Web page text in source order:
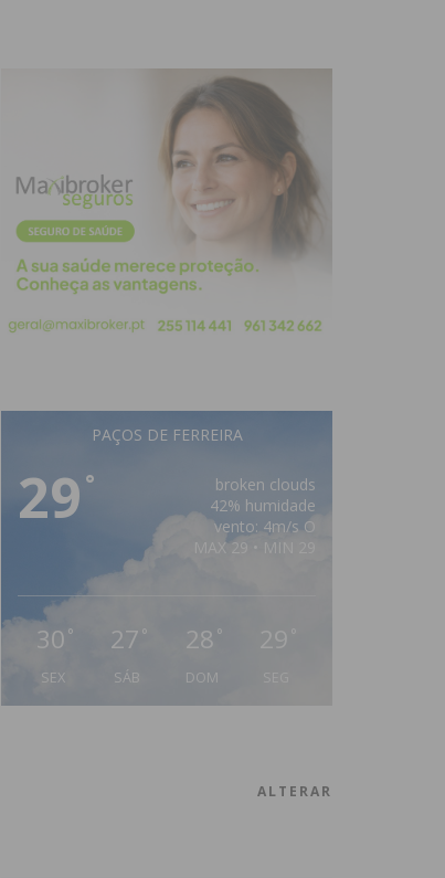
PAÇOS DE FERREIRA
29 °
broken clouds
42% humidade
vento: 4m/s O
MAX 29 • MIN 29
30 °
SEX
27 °
SÁB
28 °
DOM
29 °
ALTERAR